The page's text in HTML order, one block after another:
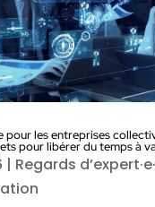
pour les entreprises
pour libérer du temps à
| Regards